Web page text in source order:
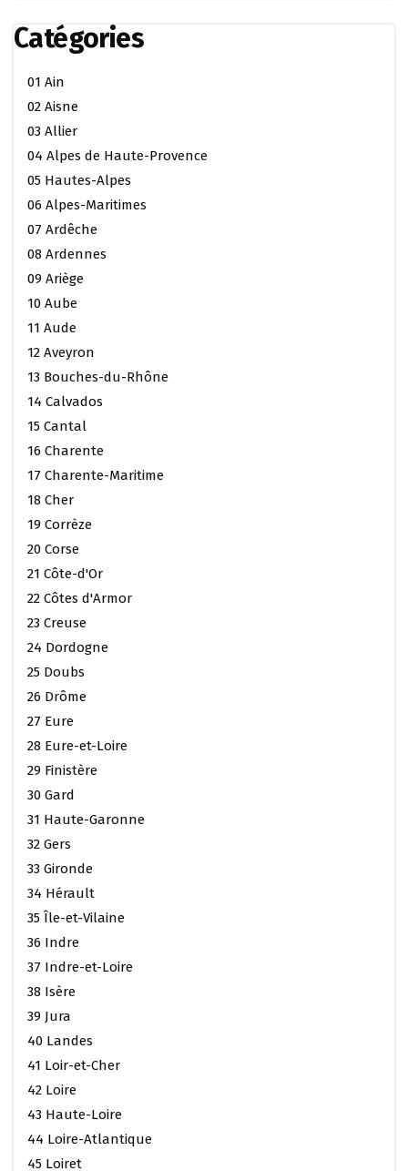
Catégories
01 Ain
02 Aisne
03 Allier
04 Alpes de Haute-Provence
05 Hautes-Alpes
06 Alpes-Maritimes
07 Ardêche
08 Ardennes
09 Ariège
10 Aube
11 Aude
12 Aveyron
13 Bouches-du-Rhône
14 Calvados
15 Cantal
16 Charente
17 Charente-Maritime
18 Cher
19 Corrèze
20 Corse
21 Côte-d'Or
22 Côtes d'Armor
23 Creuse
24 Dordogne
25 Doubs
26 Drôme
27 Eure
28 Eure-et-Loire
29 Finistère
30 Gard
31 Haute-Garonne
32 Gers
33 Gironde
34 Hérault
35 Île-et-Vilaine
36 Indre
37 Indre-et-Loire
38 Isère
39 Jura
40 Landes
41 Loir-et-Cher
42 Loire
43 Haute-Loire
44 Loire-Atlantique
45 Loiret